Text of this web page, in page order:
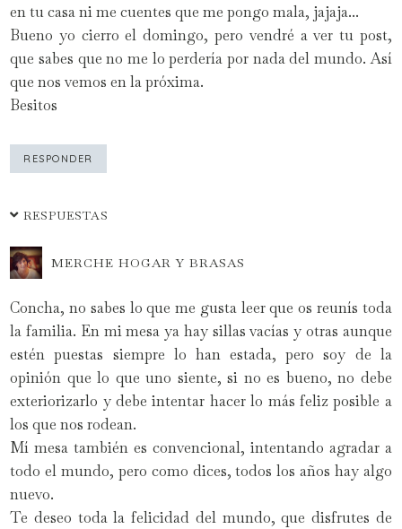
en tu casa ni me cuentes que me pongo mala, jajaja...
Bueno yo cierro el domingo, pero vendré a ver tu post,
que sabes que no me lo perdería por nada del mundo. Así
que nos vemos en la próxima.
Besitos
RESPONDER
RESPUESTAS
MERCHE HOGAR Y BRASAS
Concha, no sabes lo que me gusta leer que os reunís toda
la familia. En mi mesa ya hay sillas vacías y otras aunque
estén puestas siempre lo han estada, pero soy de la
opinión que lo que uno siente, si no es bueno, no debe
exteriorizarlo y debe intentar hacer lo más feliz posible a
los que nos rodean.
Mí mesa también es convencional, intentando agradar a
todo el mundo, pero como dices, todos los años hay algo
nuevo.
Te deseo toda la felicidad del mundo, que disfrutes de